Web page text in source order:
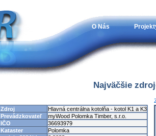
O Nás
Najväčšie
Zdroj
Hlavná centrálna kotolňa - kotol K1 a K3
Prevádzkovateľ
myWood Polomka Timber, s.r.o.
IČO
36693979
Kataster
Polomka